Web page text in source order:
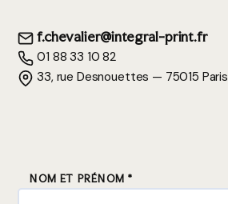
f.chevalier@integral-print.fr
01 88 33 10 82
33, rue Desnouettes — 75015 Paris
NOM ET PRÉNOM *